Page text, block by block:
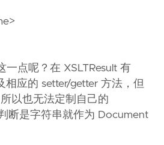
一点呢？在 XSLTResult 有
相应的 setter/getter 方法，但
以也无法定制自己的
断是字符串就作为 Document